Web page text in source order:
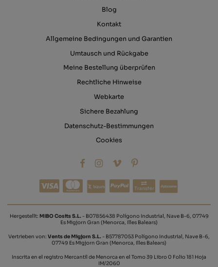
Blog
Kontakt
Allgemeine Bedingungen und Garantien
Umtausch und Rückgabe
Meine Bestellung überprüfen
Rechtliche Hinweise
Webkarte
Sichere Bezahlung
Datenschutz-Bestimmungen
Cookies
Transfer
Hergestellt: MIBO Cosits S.L.- B07856438 Polígono Industrial, Nave B-6, 07749
Es Migjorn Gran (Menorca, Illes Balears)
Vertrieben von: Vents de Migjorn S.L. - B57787053 Polígono Industrial, Nave B-6,
07749 Es Migjorn Gran (Menorca, Illes Balears)
Inscrita en el registro Mercantil de Menorca en el Tomo 39 Libro 0 Folio 181 Hoja
IM/2060